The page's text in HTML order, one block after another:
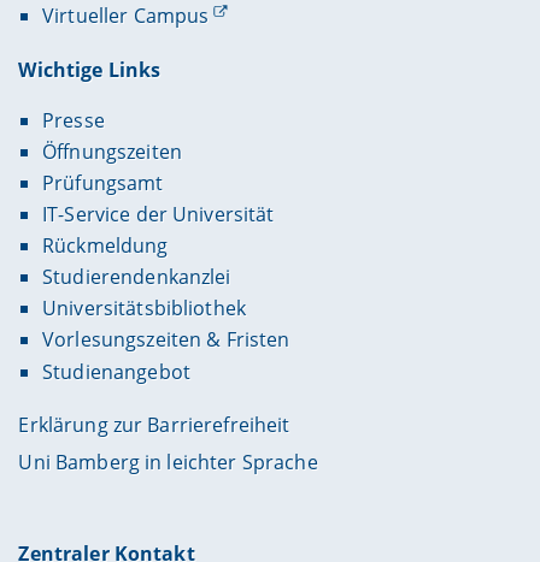
Virtueller Campus
Wichtige Links
Presse
Öffnungszeiten
Prüfungsamt
IT-Service der Universität
Rückmeldung
Studierendenkanzlei
Universitätsbibliothek
Vorlesungszeiten & Fristen
Studienangebot
Erklärung zur Barrierefreiheit
Uni Bamberg in leichter Sprache
Zentraler Kontakt